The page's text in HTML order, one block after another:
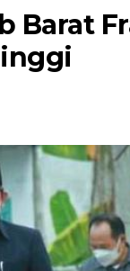
Barat